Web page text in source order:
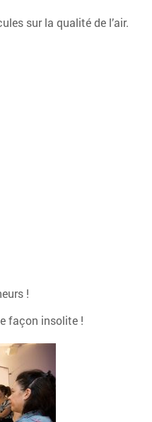
sur la qualité de l’air.
!
façon insolite !